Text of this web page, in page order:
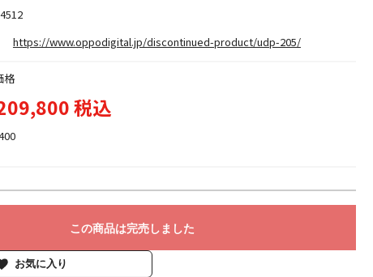
https://www.oppodigital.jp/discontinued-product/udp-205/
格
税込
この商品は完売しました
お気に入り